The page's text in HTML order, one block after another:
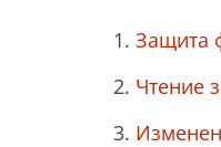
Защита
Чтение